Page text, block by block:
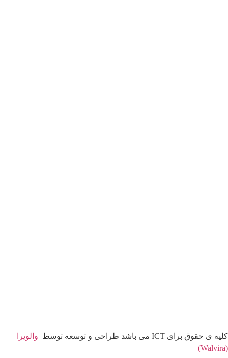
کلیه ی حقوق برای ICT می باشد طراحی و توسعه توسط
والویرا
(Walvira)